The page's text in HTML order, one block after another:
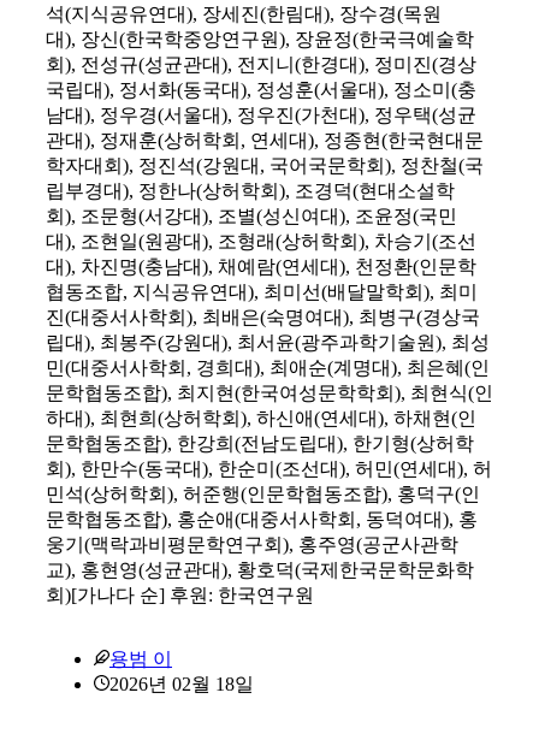
석(지식공유연대), 장세진(한림대), 장수경(목원
대), 장신(한국학중앙연구원), 장윤정(한국극예술학
회), 전성규(성균관대), 전지니(한경대), 정미진(경상
국립대), 정서화(동국대), 정성훈(서울대), 정소미(충
남대), 정우경(서울대), 정우진(가천대), 정우택(성균
관대), 정재훈(상허학회, 연세대), 정종현(한국현대문
학자대회), 정진석(강원대, 국어국문학회), 정찬철(국
립부경대), 정한나(상허학회), 조경덕(현대소설학
회), 조문형(서강대), 조별(성신여대), 조윤정(국민
대), 조현일(원광대), 조형래(상허학회), 차승기(조선
대), 차진명(충남대), 채예람(연세대), 천정환(인문학
협동조합, 지식공유연대), 최미선(배달말학회), 최미
진(대중서사학회), 최배은(숙명여대), 최병구(경상국
립대), 최봉주(강원대), 최서윤(광주과학기술원), 최성
민(대중서사학회, 경희대), 최애순(계명대), 최은혜(인
문학협동조합), 최지현(한국여성문학학회), 최현식(인
하대), 최현희(상허학회), 하신애(연세대), 하채현(인
문학협동조합), 한강희(전남도립대), 한기형(상허학
회), 한만수(동국대), 한순미(조선대), 허민(연세대), 허
민석(상허학회), 허준행(인문학협동조합), 홍덕구(인
문학협동조합), 홍순애(대중서사학회, 동덕여대), 홍
웅기(맥락과비평문학연구회), 홍주영(공군사관학
교), 홍현영(성균관대), 황호덕(국제한국문학문화학
회)[가나다 순] 후원: 한국연구원
용범 이
2026년 02월 18일